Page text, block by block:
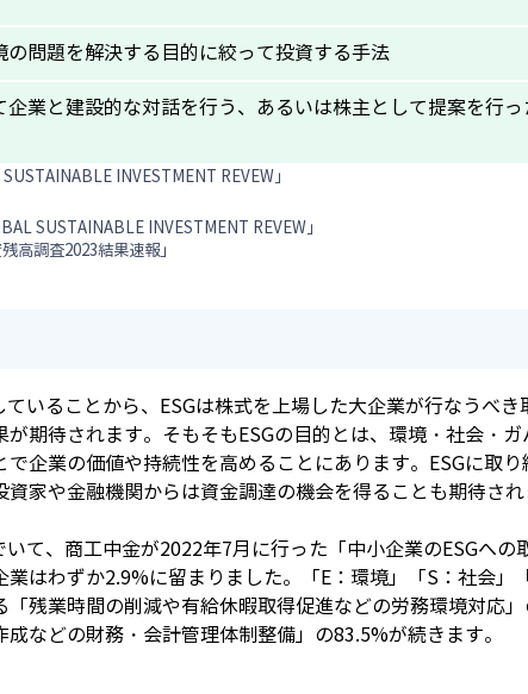
の問題を解決する目的に絞って投資する手法
企業と建設的な対話を行う、あるいは株主として提案を行
SUSTAINABLE INVESTMENT REVEW」
SUSTAINABLE INVESTMENT REVEW」
高調査2023結果速報」
いることから、ESGは株式を上場した大企業が行なうべ
期待されます。そもそもESGの目的とは、環境・社会・
企業の価値や持続性を高めることにあります。ESGに取
家や金融機関からは資金調達の機会を得ることも期待され
て、商工中金が2022年7月に行った「中小企業のESGへの
はわずか2.9%に留まりました。「E：環境」「S：社会」
残業時間の削減や有給休暇取得促進などの労務環境対応
などの財務・会計管理体制整備」の83.5%が続きます。